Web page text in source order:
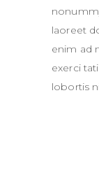
laoreet
enim ad
exerci
lobortis